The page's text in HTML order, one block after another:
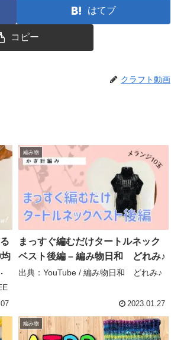
はてブ
コピー
クラフト動画
編み物
まっすぐ編むだけタートルネック
ベスト後編 – 編み物日和 どれみ♪
出典：YouTube / 編み物日和 どれみ♪
2023.01.27
編み物